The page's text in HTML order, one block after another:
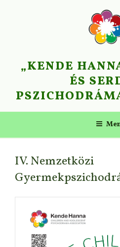
„KENDE
ÉS
IV. Nemzetközi